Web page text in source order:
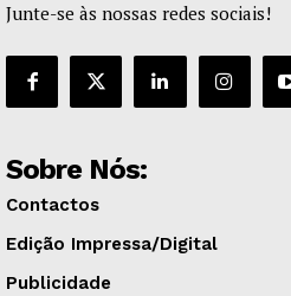
Junte-se às nossas redes sociais!
Sobre Nós:
Contactos
Edição Impressa/Digital
Publicidade